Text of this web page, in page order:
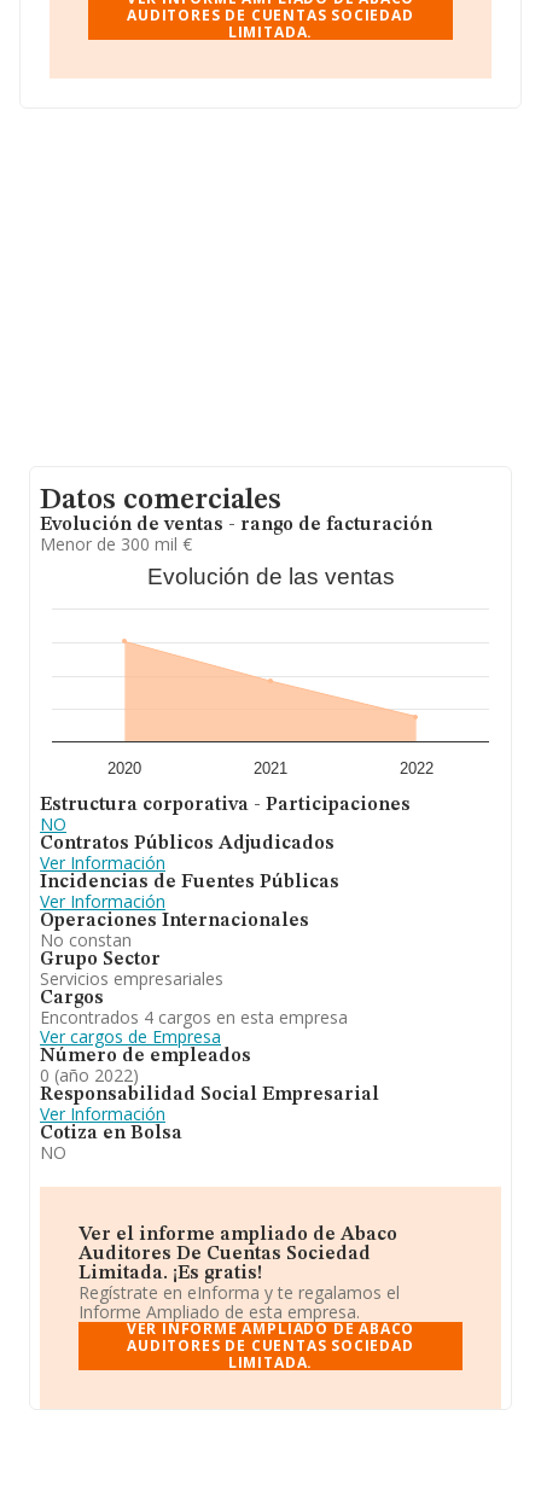
Con los datos a disposición de INFORMA sobre 56.819
nacional la facturación alcanza la cifra de 14.430
AUDITORES DE CUENTAS SOCIEDAD
LIMITADA.
Datos comerciales
Evolución de ventas - rango de facturación
Menor de 300 mil €
Evolución de las ventas
2020 2021 2022
Estructura corporativa - Participaciones
NO
Contratos Públicos Adjudicados
Ver Información
Incidencias de Fuentes Públicas
Ver Información
Operaciones Internacionales
No constan
Grupo Sector
Servicios empresariales
Cargos
Encontrados 4 cargos en esta empresa
Ver cargos de Empresa
Número de empleados
0 (año 2022)
Responsabilidad Social Empresarial
Ver Información
Cotiza en Bolsa
NO
Ver el informe ampliado de Abaco
Auditores De Cuentas Sociedad
Limitada. ¡Es gratis!
Regístrate en eInforma y te regalamos el
Informe Ampliado de esta empresa.
VER INFORME AMPLIADO DE ABACO
AUDITORES DE CUENTAS SOCIEDAD
LIMITADA.